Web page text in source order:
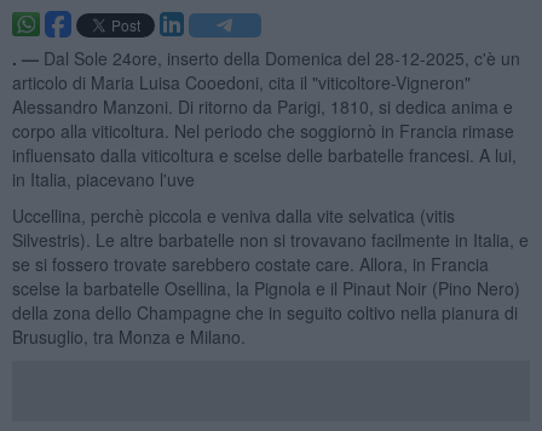
. — Dal Sole 24ore, inserto della Domenica del 28-12-2025, c'è un
articolo di Maria Luisa Cooedoni, cita il "viticoltore-Vigneron"
Alessandro Manzoni. Di ritorno da Parigi, 1810, si dedica anima e
corpo alla viticoltura. Nel periodo che soggiornò in Francia rimase
influensato dalla viticoltura e scelse delle barbatelle francesi. A lui,
in Italia, piacevano l'uve
Uccellina, perchè piccola e veniva dalla vite selvatica (vitis
Silvestris). Le altre barbatelle non si trovavano facilmente in Italia, e
se si fossero trovate sarebbero costate care. Allora, in Francia
scelse la barbatelle Osellina, la Pignola e il Pinaut Noir (Pino Nero)
della zona dello Champagne che in seguito coltivo nella pianura di
Brusuglio, tra Monza e Milano.